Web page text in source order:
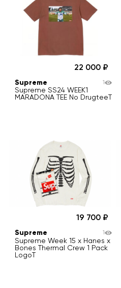
22 000
Supreme
Supreme SS24 WEEK1
MARADONA TEE No DrugteeT
1
19 700
Supreme
Supreme Week 15 x Hanes x
Bones Thermal Crew 1 Pack
LogoT
1